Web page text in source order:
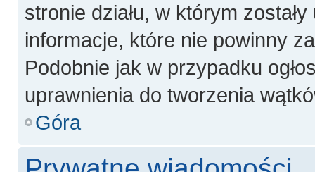
stronie działu, w którym
informacje, które nie powinny
Podobnie jak w przypadku
uprawnienia do tworzenia
Góra